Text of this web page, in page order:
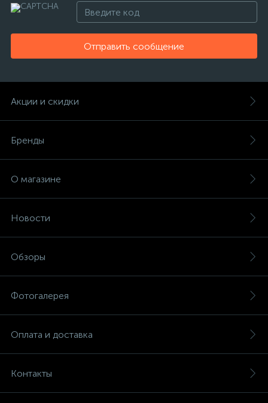
Отправить сообщение
Акции и скидки
Бренды
О магазине
Новости
Обзоры
Фотогалерея
Оплата и доставка
Контакты